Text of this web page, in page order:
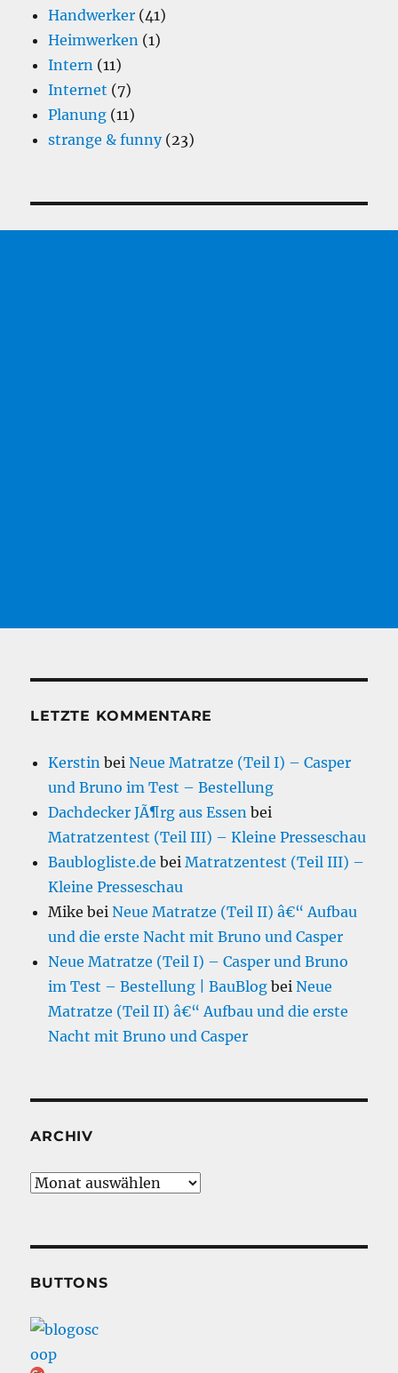
Handwerker (41)
Heimwerken (1)
Intern (11)
Internet (7)
Planung (11)
strange & funny(23)
LETZTE KOMMENTARE
Kerstin beiNeue Matratze (Teil I) – Casper
und Bruno im Test – Bestellung
Dachdecker JÃ¶rg aus Essen bei
Matratzentest (Teil III) – Kleine Presseschau
Baublogliste.de beiMatratzentest (Teil III) –
Kleine Presseschau
Mike beiNeue Matratze (Teil II) â€“ Aufbau
und die erste Nacht mit Bruno und Casper
Neue Matratze (Teil I) – Casper und Bruno
im Test – Bestellung | BauBlog beiNeue
Matratze (Teil II) â€“ Aufbau und die erste
Nacht mit Bruno und Casper
ARCHIV
Archiv
BUTTONS